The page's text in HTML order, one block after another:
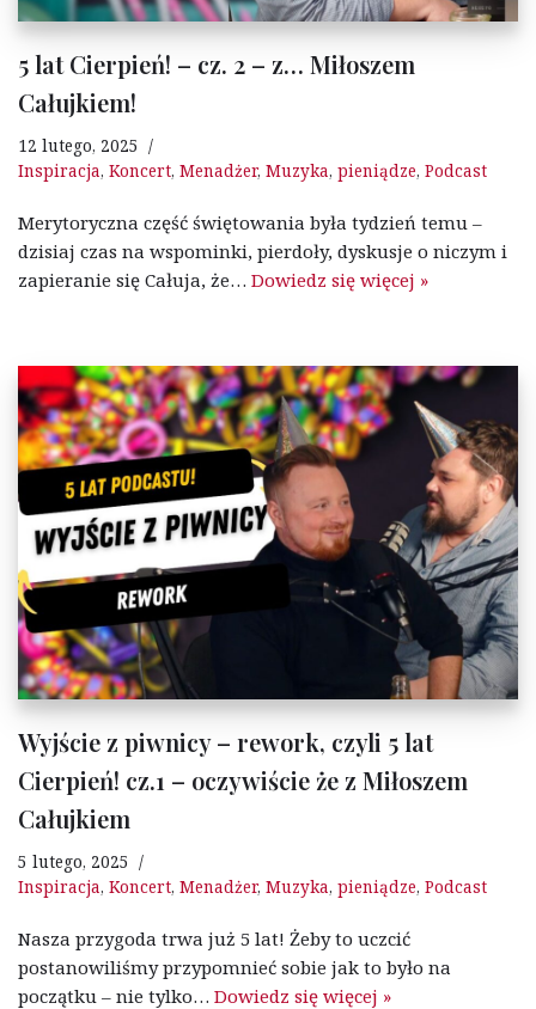
5 lat Cierpień! – cz. 2 – z… Miłoszem
Całujkiem!
12 lutego, 2025
Inspiracja, Koncert, Menadżer, Muzyka, pieniądze, Podcast
Merytoryczna część świętowania była tydzień temu –
dzisiaj czas na wspominki, pierdoły, dyskusje o niczym i
zapieranie się Całuja, że… Dowiedz się więcej »
Wyjście z piwnicy – rework, czyli 5 lat
Cierpień! cz.1 – oczywiście że z Miłoszem
Całujkiem
5 lutego, 2025
Inspiracja, Koncert, Menadżer, Muzyka, pieniądze, Podcast
Nasza przygoda trwa już 5 lat! Żeby to uczcić
postanowiliśmy przypomnieć sobie jak to było na
początku – nie tylko… Dowiedz się więcej »